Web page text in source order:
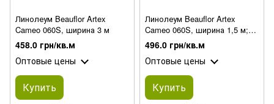
Линолеум Beauflor Artex
Cameo 060S, ширина 3 м
458.0 грн/кв.м
Оптовые цены
Купить
Линолеум Beauflor Artex
Cameo 060S, ширина 1,5 м;
2,5 м; 3,5 м
496.0 грн/кв.м
Оптовые цены
Купить